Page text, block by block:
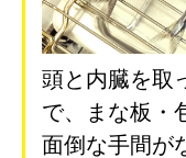
頭と内臓を取
で、まな板・
面倒な手間が